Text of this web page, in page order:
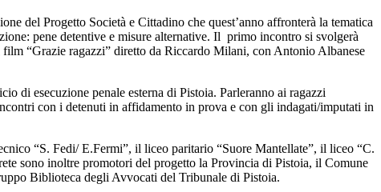
del Progetto Società e Cittadino che quest’anno affronterà la tematica
pene detentive e misure alternative. Il primo incontro si svolgerà
“Grazie ragazzi” diretto da Riccardo Milani, con Antonio Albanese
di esecuzione penale esterna di Pistoia. Parleranno ai ragazzi
con i detenuti in affidamento in prova e con gli indagati/imputati in
“S. Fedi/ E.Fermi”, il liceo paritario “Suore Mantellate”, il liceo “C.
sono inoltre promotori del progetto la Provincia di Pistoia, il Comune
Biblioteca degli Avvocati del Tribunale di Pistoia.